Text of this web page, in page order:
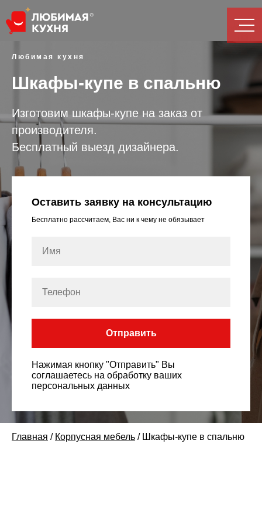
Любимая кухня
Шкафы-купе в спальню
Изготовим шкафы-купе на заказ от
производителя.
Бесплатный выезд дизайнера.
Оставить заявку на консультацию
Бесплатно рассчитаем, Вас ни к чему не обязывает
Отправить
Нажимая кнопку "Отправить" Вы
соглашаетесь на обработку ваших
персональных данных
Главная / Корпусная мебель / Шкафы-купе в спальню